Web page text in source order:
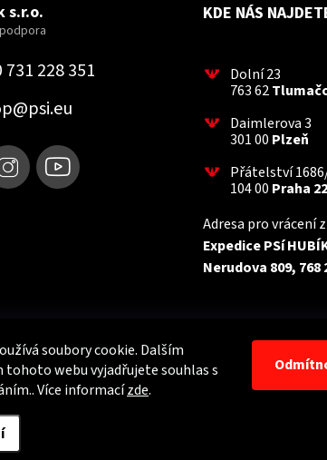
soubory cookie. Dalším
tohoto webu vyjadřujete souhlas s
Více informacízde.
s.r.o.
731 228 351
@psi.eu
KDE NÁS
Dolní 23
763 62
Daimlerova 3
301 00 Plzeň
Přátelství
104 00 Praha
Adresa pro vrácení
Expedice PSí
Nerudova 809, 768
vyhrazena.